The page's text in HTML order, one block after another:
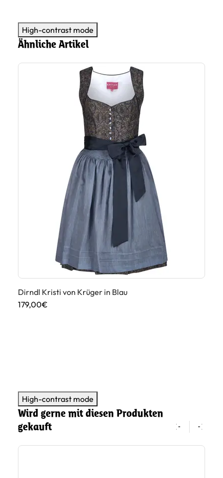
High-contrast mode
Ähnliche Artikel
Dirndl Kristi von Krüger in Blau
179,00€
High-contrast mode
Wird gerne mit diesen Produkten
gekauft